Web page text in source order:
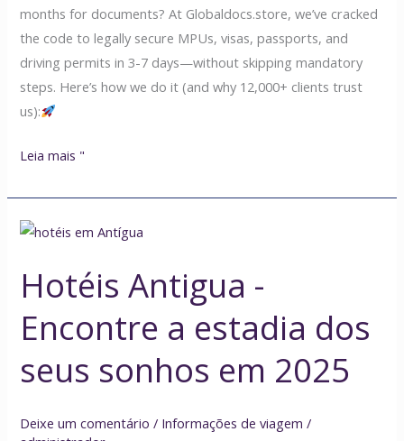
months for documents? At Globaldocs.store, we’ve cracked
the code to legally secure MPUs, visas, passports, and
driving permits in 3-7 days—without skipping mandatory
steps. Here’s how we do it (and why 12,000+ clients trust
us):
Leia mais "
Hotéis Antigua -
Encontre a estadia dos
seus sonhos em 2025
Deixe um comentário / Informações de viagem /
Hotéis
-
Encontre
a
dos
sonhos